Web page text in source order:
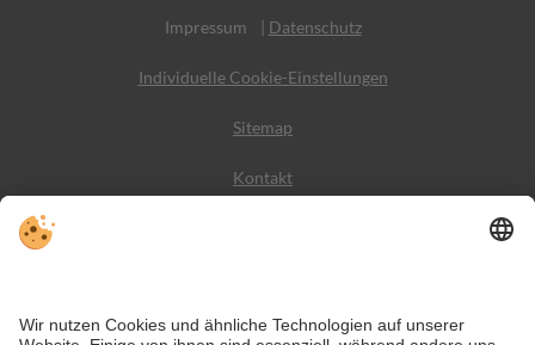
Impressum
| Datenschutz
Individuelle Cookie-Einstellungen
Sitemap
Kontakt